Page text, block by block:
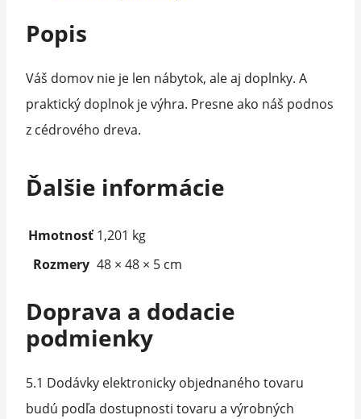
Popis
Váš domov nie je len nábytok, ale aj doplnky. A
praktický doplnok je výhra. Presne ako náš podnos
z cédrového dreva.
Ďalšie informácie
Hmotnosť 1,201 kg
Rozmery 48 × 48 × 5 cm
Doprava a dodacie
podmienky
5.1 Dodávky elektronicky objednaného tovaru
budú podľa dostupnosti tovaru a výrobných